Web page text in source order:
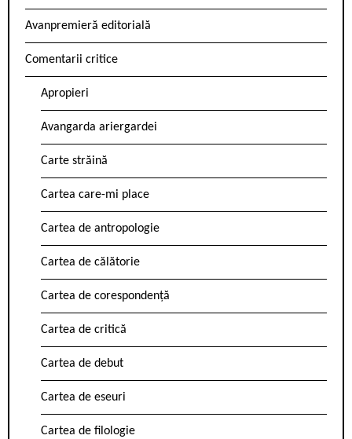
Avanpremieră editorială
Comentarii critice
Apropieri
Avangarda ariergardei
Carte străină
Cartea care-mi place
Cartea de antropologie
Cartea de călătorie
Cartea de corespondență
Cartea de critică
Cartea de debut
Cartea de eseuri
Cartea de filologie